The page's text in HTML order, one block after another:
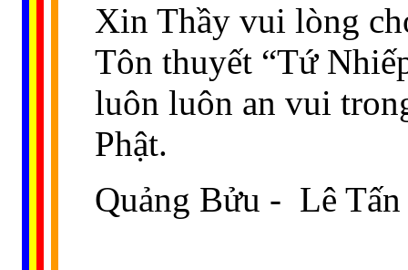
Xin Thầy vui lòng
Tôn thuyết “Tứ
luôn luôn an vui
Phật.
Quảng Bửu - Lê